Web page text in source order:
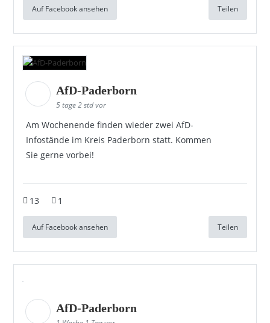
Auf Facebook ansehen Teilen
AfD-Paderborn
5 tage 2 std vor
Am Wochenende finden wieder zwei AfD-
Infostände im Kreis Paderborn statt. Kommen
Sie gerne vorbei!
13 1
Auf Facebook ansehen Teilen
AfD-Paderborn